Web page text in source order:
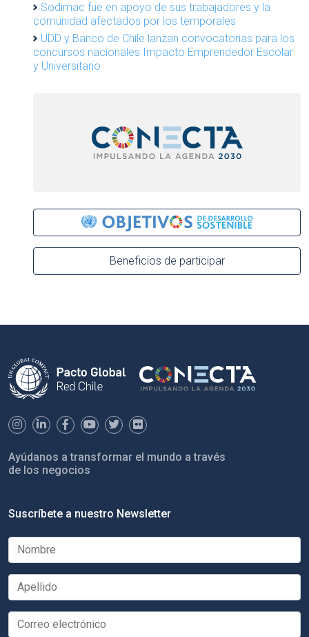
Sodimac fue en apoyo de sus trabajadores y la
comunidad afectados por los temporales
UDD y Banco de Chile lanzan convocatorias para los
concursos nacionales Impacto Emprendedor Escolar
y Universitario
Beneficios de participar
Ayúdanos a transformar el mundo a través
de los negocios
Suscríbete a nuestro Newsletter